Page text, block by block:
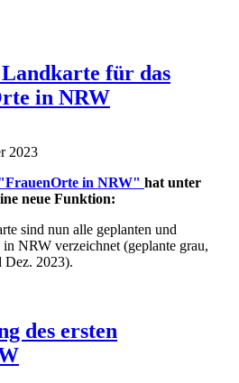
für das
in NRW
2023
in NRW" hat unter
neue Funktion:
sind nun alle geplanten und
NRW verzeichnet (geplante grau,
Dez. 2023).
des ersten